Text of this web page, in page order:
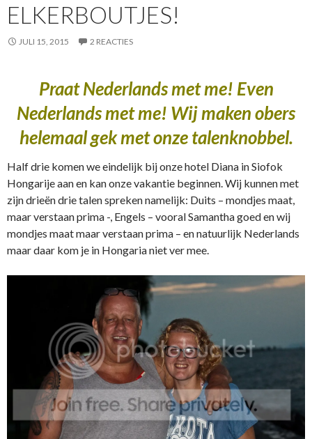
ELKERBOUTJES!
JULI 15, 2015 2 REACTIES
Praat Nederlands met me! Even
Nederlands met me! Wij maken obers
helemaal gek met onze talenknobbel.
Half drie komen we eindelijk bij onze hotel Diana in Siofok
Hongarije aan en kan onze vakantie beginnen. Wij kunnen met
zijn drieën drie talen spreken namelijk: Duits – mondjes maat,
maar verstaan prima -, Engels – vooral Samantha goed en wij
mondjes maat maar verstaan prima – en natuurlijk Nederlands
maar daar kom je in Hongaria niet ver mee.